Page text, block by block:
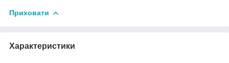
Приховати
Характеристики